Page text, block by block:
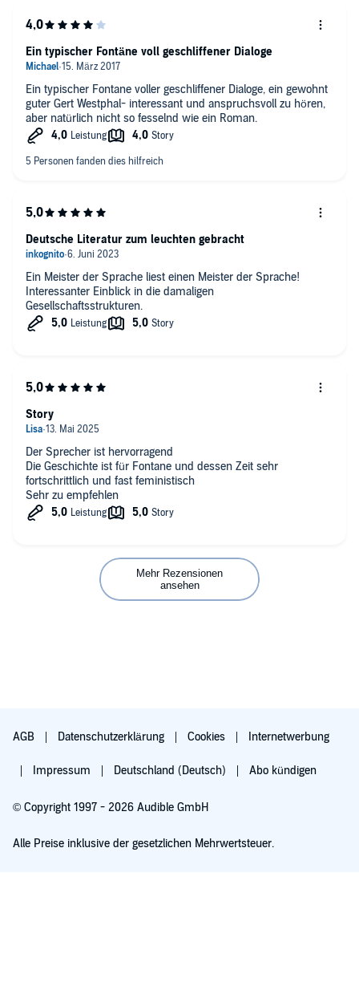
Ein typischer Fontane voller geschliffener Dialoge, ein gewohnt
guter Gert Westphal- interessant und anspruchsvoll zu hören,
aber natürlich nicht so fesselnd wie ein Roman.
Ein typischer Fontäne voll geschliffener Dialoge
Ein Meister der Sprache liest einen Meister der Sprache!
Interessanter Einblick in die damaligen
Gesellschaftsstrukturen.
Deutsche Literatur zum leuchten gebracht
Der Sprecher ist hervorragend
Die Geschichte ist für Fontane und dessen Zeit sehr
fortschrittlich und fast feministisch
Sehr zu empfehlen
Story
Mehr Rezensionen
ansehen
AGB Datenschutzerklärung Cookies Internetwerbung
Impressum Deutschland (Deutsch) Abo kündigen
© Copyright 1997 - 2026 Audible GmbH
Alle Preise inklusive der gesetzlichen Mehrwertsteuer.